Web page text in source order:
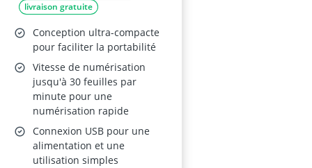
livraison gratuite
Conception ultra-compacte
pour faciliter la portabilité
Vitesse de numérisation
jusqu'à 30 feuilles par
minute pour une
numérisation rapide
Connexion USB pour une
alimentation et une
utilisation simples